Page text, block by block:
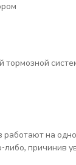
на
причинив